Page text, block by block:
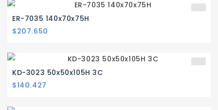
ER-7035 140x70x75H
Precio
$207.650
KD-3023 50x50x105H 3C
Precio
$140.427